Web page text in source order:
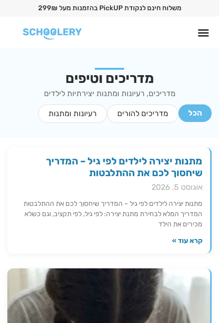
משלוח חינם לנקודת PickUP בהזמנות מעל 299₪
מדריכים וטיפים
מדריכים, רעיונות ומתנות יצירתיות לילדים
הכל מדריכים להורים רעיונות ומתנות
מתנות יצירה לילדים לפי גיל – המדריך
שיחסוך לכם את ההתלבטות
אוגוסט 5, 2026
מתנות יצירה לילדים לפי גיל – המדריך שיחסוך לכם את ההתלבטות
המדריך המלא לבחירת מתנת יצירה: לפי גיל, לפי תקציב, וגם כשלא
מכירים את הילד
קרא עוד »